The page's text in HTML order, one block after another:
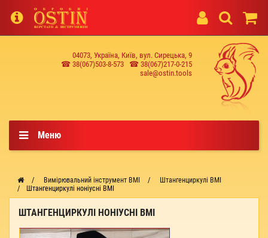
04073, Україна, Київ, вул. Сирецька, 9
☎ 38(067)503-8-573
☎ 38(067)217-0-215
sale@ostin.tools
Меню
Вимірювальний інструмент BMI
Штангенциркулі BMI
Штангенциркулі ноніусні BMI
ШТАНГЕНЦИРКУЛІ НОНІУСНІ BMI